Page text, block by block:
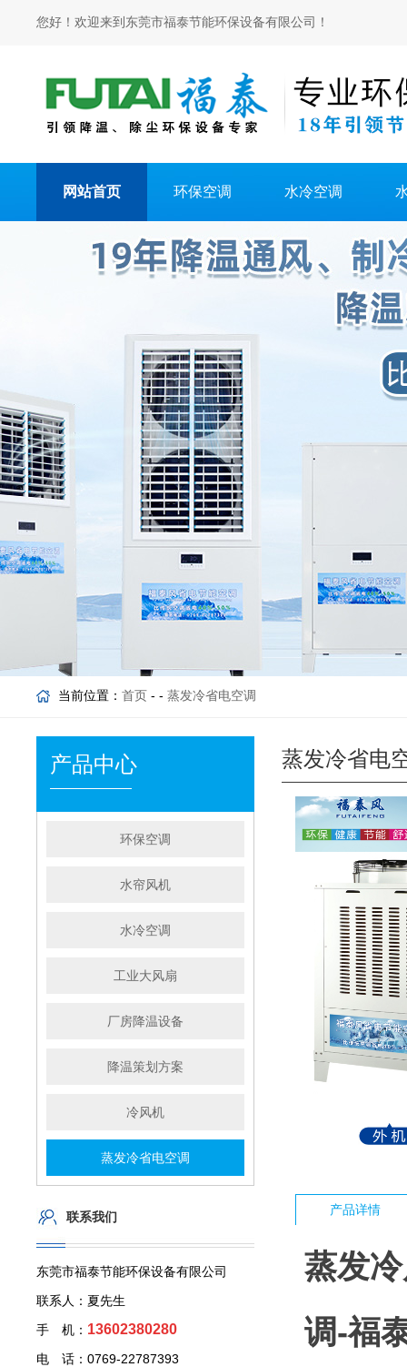
您好！欢迎来到东莞市福泰节能环保设备有限公司！
网站首页 环保空调 水冷空调
当前位置： 首页 - - 蒸发冷省电空调
产品中心
环保空调
水帘风机
水冷空调
工业大风扇
厂房降温设备
降温策划方案
冷风机
蒸发冷省电空调
联系我们
东莞市福泰节能环保设备有限公司
联系人：夏先生
手 机： 13602380280
电 话：0769-22787393
蒸发冷省电
产品详情
蒸发
调-福